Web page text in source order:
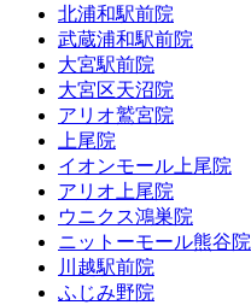
北浦和駅前院
武蔵浦和駅前院
大宮駅前院
大宮区天沼院
アリオ鷲宮院
上尾院
イオンモール上尾院
アリオ上尾院
ウニクス鴻巣院
ニットーモール熊谷院
川越駅前院
ふじみ野院